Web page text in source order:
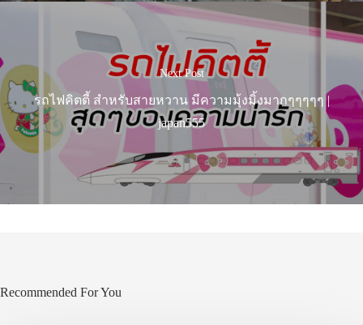
Next Post
รถไฟคิตตี้ สำหรับสายหวาน มีความมุ้งมิ้งมากๆๆๆๆๆ |
japan555
Recommended For You